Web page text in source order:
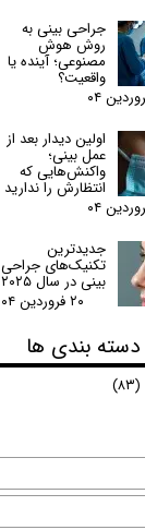
جراحی بینی به
روش هوش
مصنوعی؛ آینده یا
واقعیت؟
اولین دیدار بعد از
عمل بینی؛
واکنش‌هایی که
انتظارش را ندارید
جدیدترین
تکنیک‌های جراحی
بینی در سال ۲۰۲۵
۲۰ فروردین ۰۴
دسته بندی ها
(۸۳)